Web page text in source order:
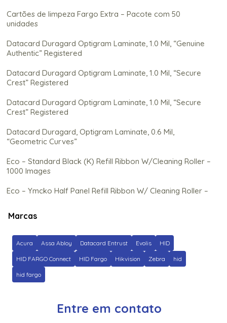
Cartões de limpeza Fargo Extra – Pacote com 50
unidades
Datacard Duragard Optigram Laminate, 1.0 Mil, “Genuine
Authentic” Registered
Datacard Duragard Optigram Laminate, 1.0 Mil, “Secure
Crest” Registered
Datacard Duragard Optigram Laminate, 1.0 Mil, “Secure
Crest” Registered
Datacard Duragard, Optigram Laminate, 0.6 Mil,
“Geometric Curves”
Eco – Standard Black (K) Refill Ribbon W/Cleaning Roller –
1000 Images
Eco – Ymcko Half Panel Refill Ribbon W/ Cleaning Roller –
Eco – Ymcko Refill Ribbon C/ Rolo de Limpeza (Na) – 250
Ez – Gold Metallic Cartridge W/Cleaning Roller – 500
Images
Fargo C50 Color Ribbon – Ymcko – 100 Prints
Marcas
Acura Assa Abloy Datacard Entrust Evolis HID
HID FARGO Connect HID Fargo Hikvision Zebra hid
hid fargo
Entre em contato